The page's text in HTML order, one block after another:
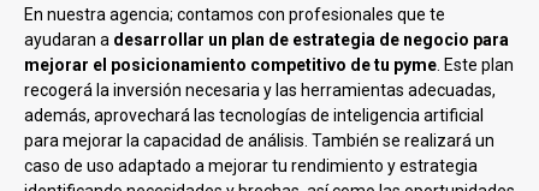
En nuestra agencia; contamos con profesionales que te
ayudaran a desarrollar un plan de estrategia de negocio para
mejorar el posicionamiento competitivo de tu pyme . Este plan
recogerá la inversión necesaria y las herramientas adecuadas,
además, aprovechará las tecnologías de inteligencia artificial
para mejorar la capacidad de análisis. También se realizará un
caso de uso adaptado a mejorar tu rendimiento y estrategia